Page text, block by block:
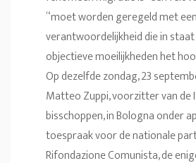
“moet worden geregeld met
verantwoordelijkheid die in
objectieve moeilijkheden het
Op dezelfde zondag, 23
Matteo Zuppi, voorzitter van de
bisschoppen, in Bologna onder
toespraak voor de nationale
Rifondazione Comunista, de